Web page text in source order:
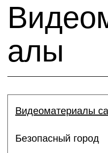
алы
Видеоматериалы
Безопасный город